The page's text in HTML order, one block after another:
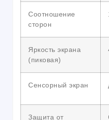
Соотношение
сторон
Яркость экрана
(пиковая)
Сенсорный экран
Защита от